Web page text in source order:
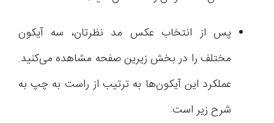
پس از انتخاب عکس مد نظرتان، سه آیکون
مختلف را در بخش زیرین صفحه مشاهده می‌کنید.
عملکرد این آیکون‌ها به ترتیب از راست به چپ به
شرح زیر است: